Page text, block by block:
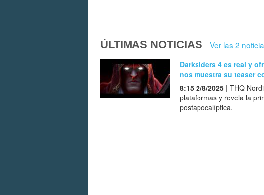
ÚLTIMAS NOTICIAS Ver las 2
Darksiders 4 es real y
nos muestra su teaser
8:15 2/8/2025 | THQ
plataformas y revela la
postapocalíptica.